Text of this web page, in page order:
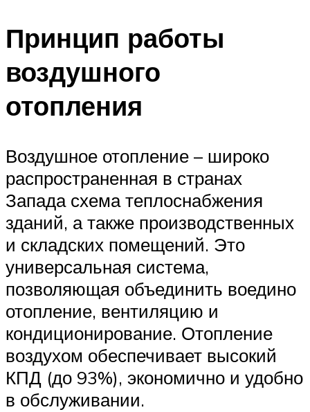
Принцип работы
воздушного
отопления
Воздушное отопление – широко
распространенная в странах
Запада схема теплоснабжения
зданий, а также производственных
и складских помещений. Это
универсальная система,
позволяющая объединить воедино
отопление, вентиляцию и
кондиционирование. Отопление
воздухом обеспечивает высокий
КПД (до 93%), экономично и удобно
в обслуживании.